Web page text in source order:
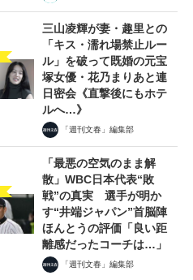
三山凌輝が妻・趣里との
「キス・濡れ場禁止ルー
ル」を破って既婚の元宝
塚女優・花乃まりあと連
日密会《直撃後にもホテ
ルへ…》
「週刊文春」編集部
「最悪の空気のまま解
散」WBC日本代表“敗
戦”の真実 選手が明か
す“井端ジャパン”首脳陣
ほんとうの評価「良い距
離感だったコーチは…」
「週刊文春」編集部